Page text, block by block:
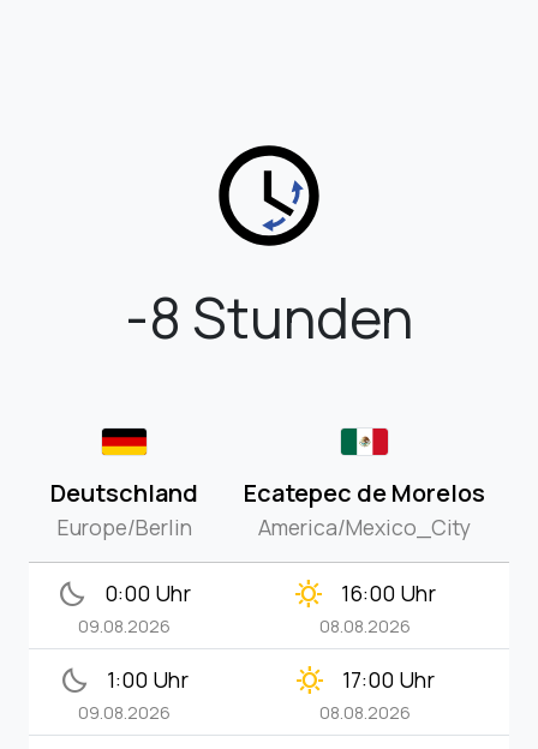
-8 Stunden
Deutschland
Europe/Berlin
Ecatepec de Morelos
America/Mexico_City
bedtime 0:00 Uhr
09.08.2026
clear_day 16:00 Uhr
08.08.2026
bedtime 1:00 Uhr
09.08.2026
clear_day 17:00 Uhr
08.08.2026